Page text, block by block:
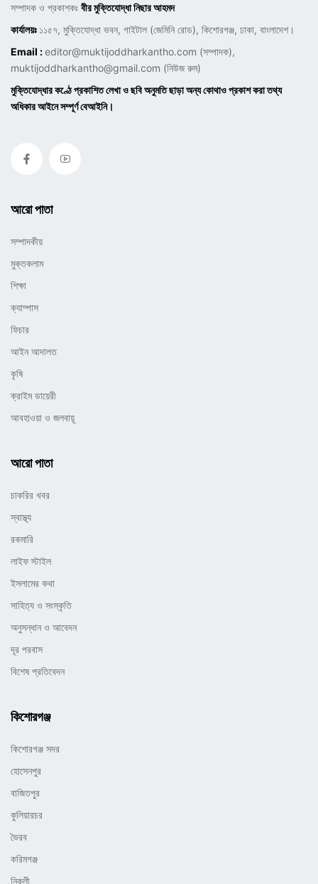
সম্পাদক ও প্রকাশকঃ বীর মুক্তিযোদ্ধা নিছার আহমদ
কার্যালয়ঃ ১১৫৭, মুক্তিযোদ্ধা ভবন, গাইটাল (জেমিনি রোড), কিশোরগঞ্জ, ঢাকা, বাংলাদেশ।
Email :editor@muktijoddharkantho.com (সম্পাদক),
muktijoddharkantho@gmail.com (নিউজ রুম)
মুক্তিযোদ্ধার কণ্ঠে প্রকাশিত লেখা ও ছবি অনুমতি ছাড়া অন্য কোথাও প্রকাশ করা তথ্য
অধিকার আইনে সম্পূর্ণ বেআইনি।
আরো পাতা
সম্পাদকীয়
মুক্তকলাম
শিক্ষা
ক্যাম্পাস
ফিচার
আইন আদালত
কৃষি
ক্রাইম ডায়েরী
আবহাওয়া ও জলবায়ূ
আরো পাতা
চাকরির খবর
স্বাস্থ্য
রকমারি
লাইফ স্টাইল
ইসলামের কথা
সাহিত্য ও সংস্কৃতি
অনুসন্ধান ও আবেদন
দূর পরবাস
বিশেষ প্রতিবেদন
কিশোরগঞ্জ
কিশোরগঞ্জ সদর
হোসেনপুর
বাজিতপুর
কুলিয়ারচর
ভৈরব
করিমগঞ্জ
নিকলী